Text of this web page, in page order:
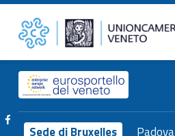
CSR News – Novembre 2013 – Unioncamere del Veneto
Header info sidebar
Sede di Bruxelles Padova
Facebook Unioncamere Veneto